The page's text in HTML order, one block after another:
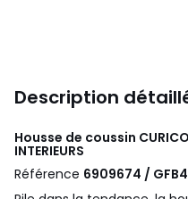
Description
Housse de coussin
INTERIEURS
Référence 6909674 /